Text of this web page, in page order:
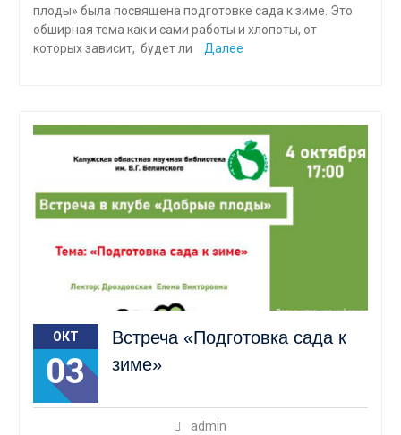
плоды» была посвящена подготовке сада к зиме. Это
обширная тема как и сами работы и хлопоты, от
которых зависит, будет ли
Далее
ОКТ
03
Встреча «Подготовка сада к
зиме»
admin